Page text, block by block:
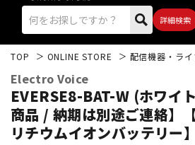
詳細検索
エレキギター
TOP ONLINE STORE 配信機器・ラ
Electro Voice
EVERSE8-BAT-W (ホワイ
商品 / 納期は別途ご連絡】
リチウムイオンバッテリー】